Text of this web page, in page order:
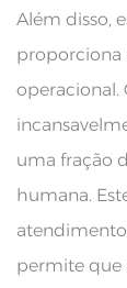
Além disso,
proporciona
operacional.
uma fração
humana.
permite que